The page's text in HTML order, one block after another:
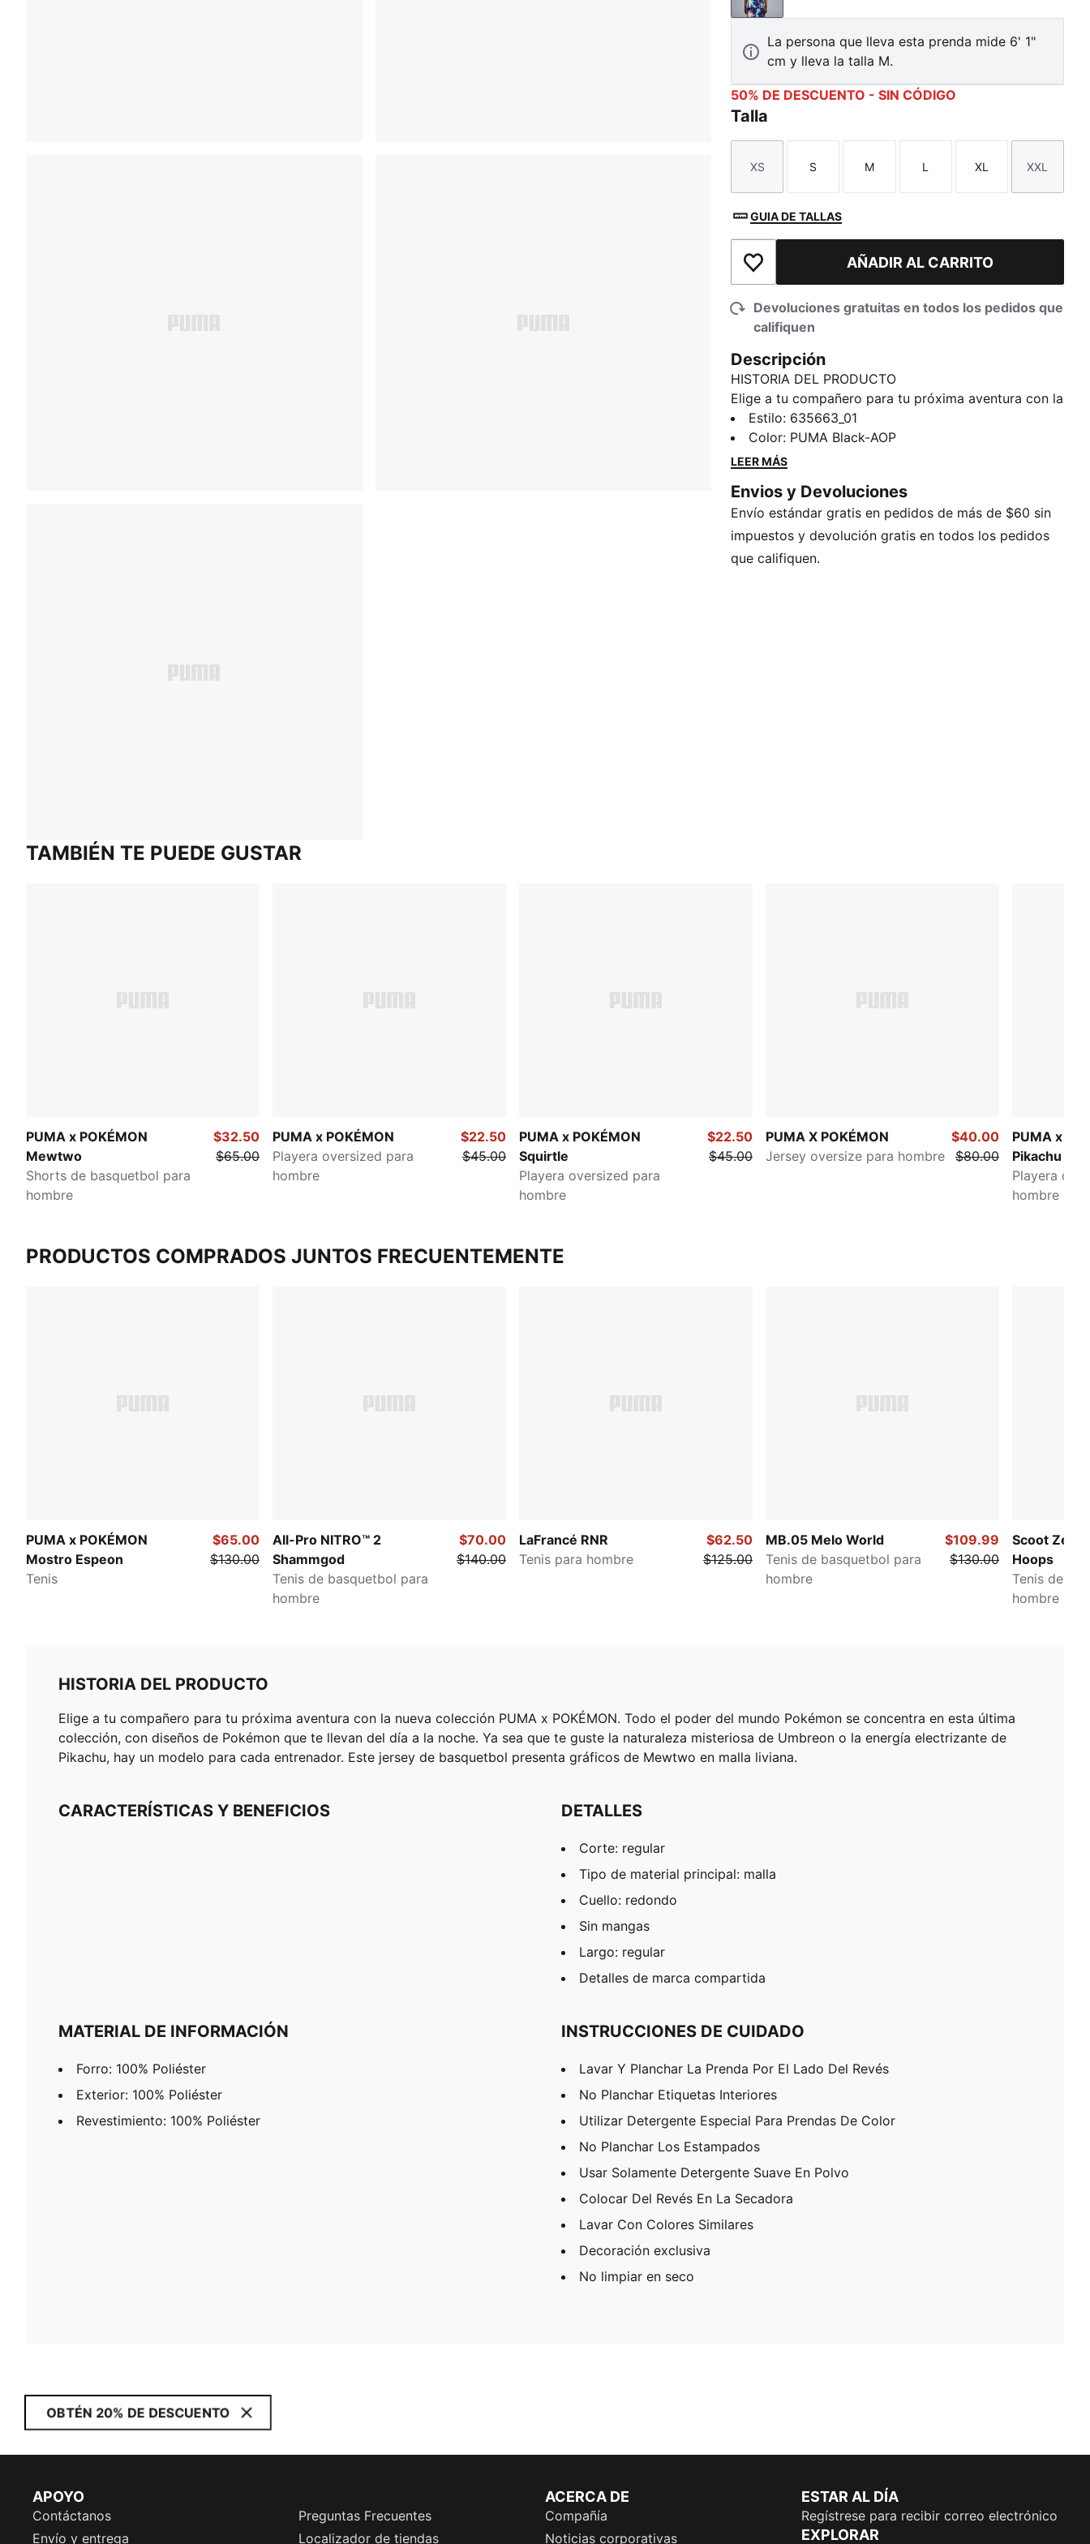
La persona que lleva esta prenda mide 6' 1"
cm y lleva la talla M.
50% DE DESCUENTO - SIN CÓDIGO
Talla
Talla
XS
Talla
S
Talla
M
Talla
L
Talla
XL
Talla
XXL
GUIA DE TALLAS
Añadir a la lista de deseosAÑADIR AL CARRITO
Devoluciones gratuitas en todos los pedidos que
califiquen
Descripción
HISTORIA DEL PRODUCTO
Elige a tu compañero para tu próxima aventura con la
nueva colección PUMA x POKÉMON. Todo el poder
del mundo Pokémon se concentra en esta última
colección, con diseños de Pokémon que te llevan del
misteriosa de Umbreon o la energía electrizante de
Pikachu, hay un modelo para cada entrenador. Este
jersey de basquetbol presenta gráficos de Mewtwo
en malla liviana.
Estilo: 635663_01
Color: PUMA Black-AOP
LEER MÁS
Envios y Devoluciones
Envío estándar gratis en pedidos de más de $60 sin
impuestos y devolución gratis en todos los pedidos
que califiquen.
TAMBIÉN TE PUEDE GUSTAR
PUMA x POKÉMON
Mewtwo
Shorts de basquetbol para
hombre
$32.50
$65.00
PUMA x POKÉMON
Playera oversized para
hombre
$22.50
$45.00
PUMA x POKÉMON
Squirtle
Playera oversized para
hombre
$22.50
$45.00
PUMA X POKÉMON
Jersey oversize para hombre
$40.00
$80.00
PUMA x
Pikachu
Playera
hombre
PRODUCTOS COMPRADOS JUNTOS FRECUENTEMENTE
PUMA x POKÉMON
Mostro Espeon
Tenis
$65.00
$130.00
All-Pro NITRO™ 2
Shammgod
Tenis de basquetbol para
hombre
$70.00
$140.00
LaFrancé RNR
Tenis para hombre
$62.50
$125.00
MB.05 Melo World
Tenis de basquetbol para
hombre
$109.99
$130.00
Scoot
Hoops
Tenis de
hombre
HISTORIA DEL PRODUCTO
Elige a tu compañero para tu próxima aventura con la nueva colección PUMA x POKÉMON. Todo el poder del mundo Pokémon se concentra en esta última
colección, con diseños de Pokémon que te llevan del día a la noche. Ya sea que te guste la naturaleza misteriosa de Umbreon o la energía electrizante de
Pikachu, hay un modelo para cada entrenador. Este jersey de basquetbol presenta gráficos de Mewtwo en malla liviana.
CARACTERÍSTICAS Y BENEFICIOS DETALLES
Corte: regular
Tipo de material principal: malla
Cuello: redondo
Sin mangas
Largo: regular
Detalles de marca compartida
MATERIAL DE INFORMACIÓN
Forro: 100% Poliéster
Exterior: 100% Poliéster
Revestimiento: 100% Poliéster
INSTRUCCIONES DE CUIDADO
Lavar Y Planchar La Prenda Por El Lado Del Revés
No Planchar Etiquetas Interiores
Utilizar Detergente Especial Para Prendas De Color
No Planchar Los Estampados
Usar Solamente Detergente Suave En Polvo
Colocar Del Revés En La Secadora
Lavar Con Colores Similares
Decoración exclusiva
No limpiar en seco
OBTÉN 20% DE DESCUENTO
APOYO
Contáctanos
Preguntas Frecuentes
Envío y entrega
Localizador de tiendas
ACERCA DE
Compañía
Noticias corporativas
ESTAR AL DÍA
Regístrese para recibir correo electrónico
EXPLORAR